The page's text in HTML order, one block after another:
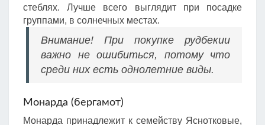
стеблях. Лучше всего выглядит при посадке
группами, в солнечных местах.
Внимание! При покупке рудбекии
важно не ошибиться, потому что
среди них есть однолетние виды.
Монарда (бергамот)
Монарда принадлежит к семейству Яснотковые,